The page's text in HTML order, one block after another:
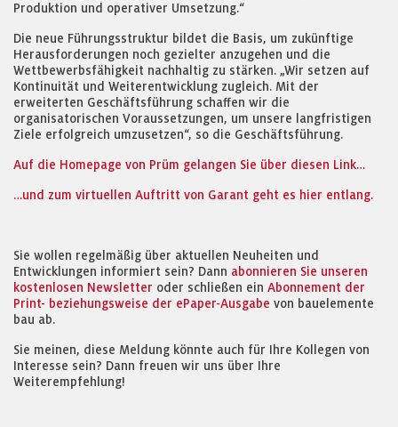
Produktion und operativer Umsetzung.“
Die neue Führungsstruktur bildet die Basis, um zukünftige
Herausforderungen noch gezielter anzugehen und die
Wettbewerbsfähigkeit nachhaltig zu stärken. „Wir setzen auf
Kontinuität und Weiterentwicklung zugleich. Mit der
erweiterten Geschäftsführung schaffen wir die
organisatorischen Voraussetzungen, um unsere langfristigen
Ziele erfolgreich umzusetzen“, so die Geschäftsführung.
Auf die Homepage von Prüm gelangen Sie über diesen Link…
…und zum virtuellen Auftritt von Garant geht es hier entlang.
Sie wollen regelmäßig über aktuellen Neuheiten und
Entwicklungen informiert sein? Dann abonnieren Sie unseren
kostenlosen Newsletter oder schließen ein Abonnement der
Print- beziehungsweise der ePaper-Ausgabe von bauelemente
bau ab.
Sie meinen, diese Meldung könnte auch für Ihre Kollegen von
Interesse sein? Dann freuen wir uns über Ihre
Weiterempfehlung!